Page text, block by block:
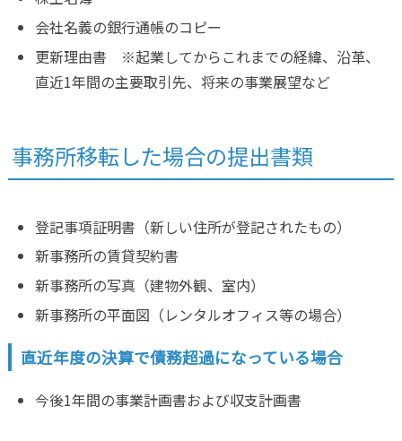
会社名義の銀行通帳のコピー
更新理由書 ※起業してからこれまでの経緯、沿革、
直近1年間の主要取引先、将来の事業展望など
事務所移転した場合の提出書類
登記事項証明書（新しい住所が登記されたもの）
新事務所の賃貸契約書
新事務所の写真（建物外観、室内）
新事務所の平面図（レンタルオフィス等の場合）
直近年度の決算で債務超過になっている場合
今後1年間の事業計画書および収支計画書